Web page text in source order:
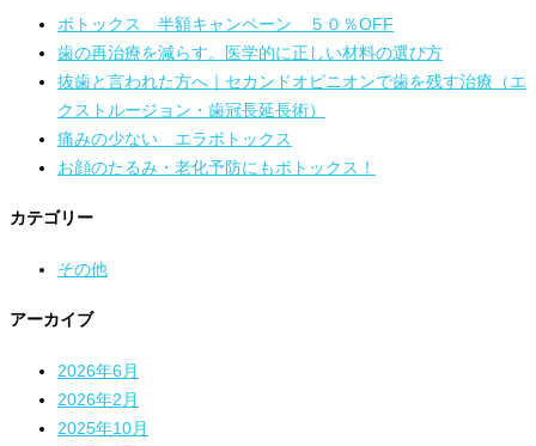
ボトックス 半額キャンペーン ５０％OFF
歯の再治療を減らす。医学的に正しい材料の選び方
抜歯と言われた方へ｜セカンドオピニオンで歯を残す治療（エ
クストルージョン・歯冠長延長術）
痛みの少ない エラボトックス
お顔のたるみ・老化予防にもボトックス！
カテゴリー
その他
アーカイブ
2026年6月
2026年2月
2025年10月